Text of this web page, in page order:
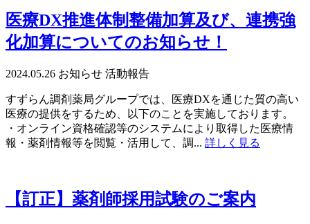
医療DX推進体制整備加算及び、連携強
化加算についてのお知らせ！
2024.05.26 お知らせ 活動報告
すずらん調剤薬局グループでは、医療DXを通じた質の高い
医療の提供をするため、以下のことを実施しております。
・オンライン資格確認等のシステムにより取得した医療情
報・薬剤情報等を閲覧・活用して、調... 詳しく見る
【訂正】薬剤師採用試験のご案内